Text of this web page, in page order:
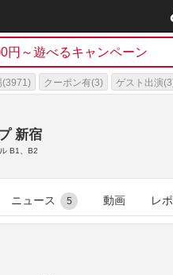
円～遊べるキャンペーン
(3971) クーポン有(3) ゲスト出演
新宿
B1、B2
ニュース 5 動画 レ